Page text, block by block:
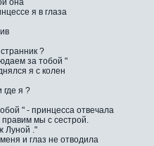
она
я в глаза
?
за тобой "
я с колен
где я ?
" - принцесса отвечала
правим мы с сестрой.
Луной ."
и глаз не отводила